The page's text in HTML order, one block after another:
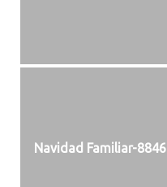
Navidad Familiar-8846